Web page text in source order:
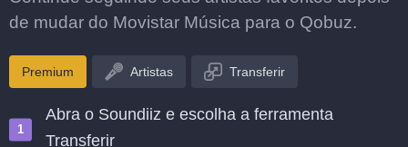
de mudar do Movistar Música para o Qobuz.
Premium Artistas Transferir
Abra o Soundiiz e escolha a ferramenta
Transferir